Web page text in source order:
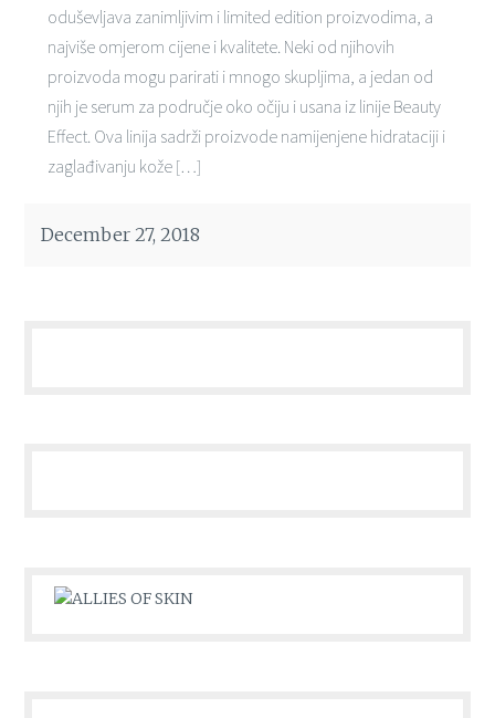
oduševljava zanimljivim i limited edition proizvodima, a
najviše omjerom cijene i kvalitete. Neki od njihovih
proizvoda mogu parirati i mnogo skupljima, a jedan od
njih je serum za područje oko očiju i usana iz linije Beauty
Effect. Ova linija sadrži proizvode namijenjene hidrataciji i
zaglađivanju kože […]
December 27, 2018